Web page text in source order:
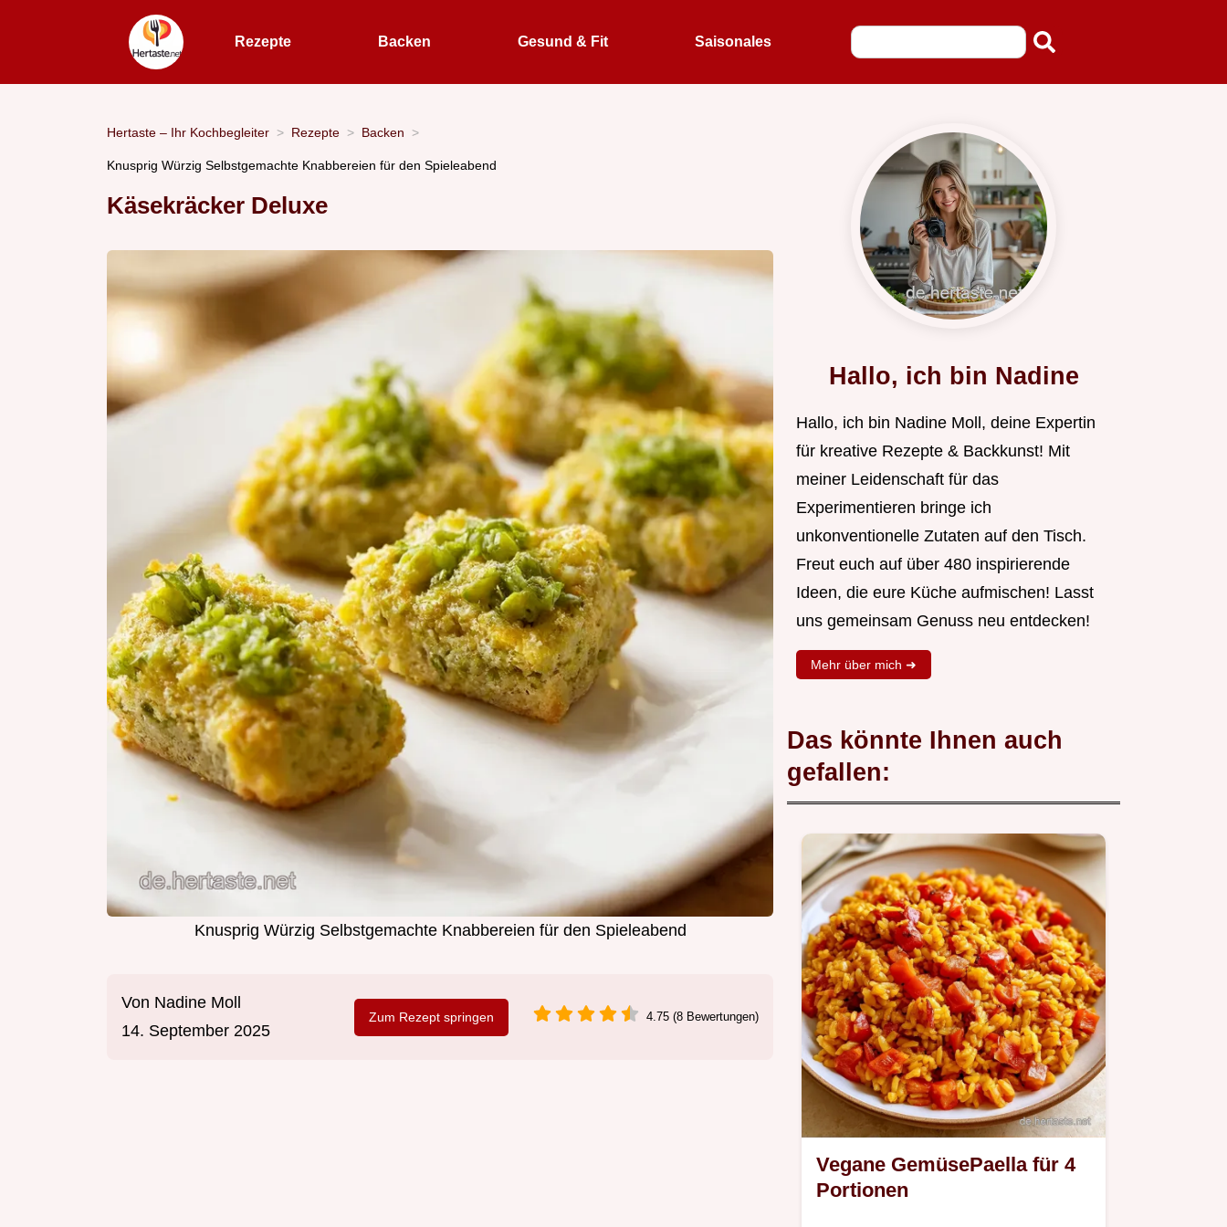
Rezepte Backen Gesund & Fit Saisonales
Hertaste – Ihr Kochbegleiter Rezepte Backen
Knusprig Würzig Selbstgemachte Knabbereien für den Spieleabend
Käsekräcker Deluxe
Knusprig Würzig Selbstgemachte Knabbereien für den Spieleabend
Von Nadine Moll
14. September 2025
Zum Rezept springen 4.75 (8 Bewertungen)
Hallo, ich bin Nadine
Hallo, ich bin Nadine Moll, deine Expertin
für kreative Rezepte & Backkunst! Mit
meiner Leidenschaft für das
Experimentieren bringe ich
unkonventionelle Zutaten auf den Tisch.
Freut euch auf über 480 inspirierende
Ideen, die eure Küche aufmischen! Lasst
uns gemeinsam Genuss neu entdecken!
Mehr über mich ➜
Das könnte Ihnen auch
gefallen:
Vegane GemüsePaella für 4
Portionen